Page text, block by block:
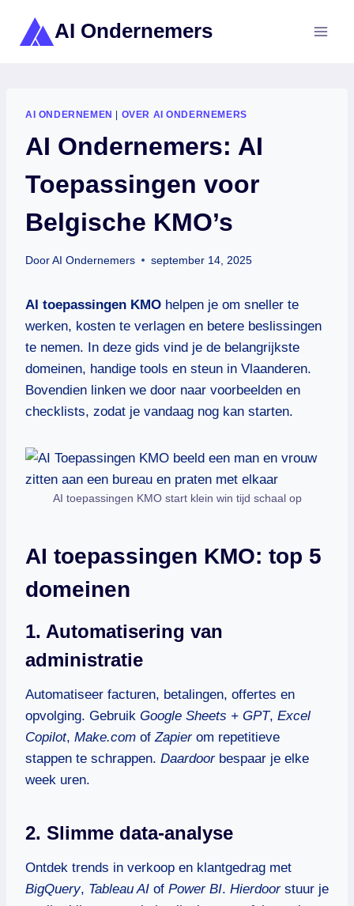
AI Ondernemers
AI ONDERNEMEN OVER AI ONDERNEMERS
AI Ondernemers: AI
Toepassingen voor
Belgische KMO’s
Door AI Ondernemers september 14, 2025
AI toepassingen KMO helpen je om sneller te
werken, kosten te verlagen en betere beslissingen
te nemen. In deze gids vind je de belangrijkste
domeinen, handige tools en steun in Vlaanderen.
Bovendien linken we door naar voorbeelden en
checklists, zodat je vandaag nog kan starten.
AI toepassingen KMO start klein win tijd schaal op
AI toepassingen KMO: top 5
domeinen
1. Automatisering van
administratie
Automatiseer facturen, betalingen, offertes en
opvolging. Gebruik Google Sheets + GPT, Excel
Copilot, Make.com of Zapierom repetitieve
stappen te schrappen. Daardoorbespaar je elke
week uren.
2. Slimme data-analyse
Ontdek trends in verkoop en klantgedrag met
BigQuery, Tableau AI of Power BI. Hierdoorstuur je